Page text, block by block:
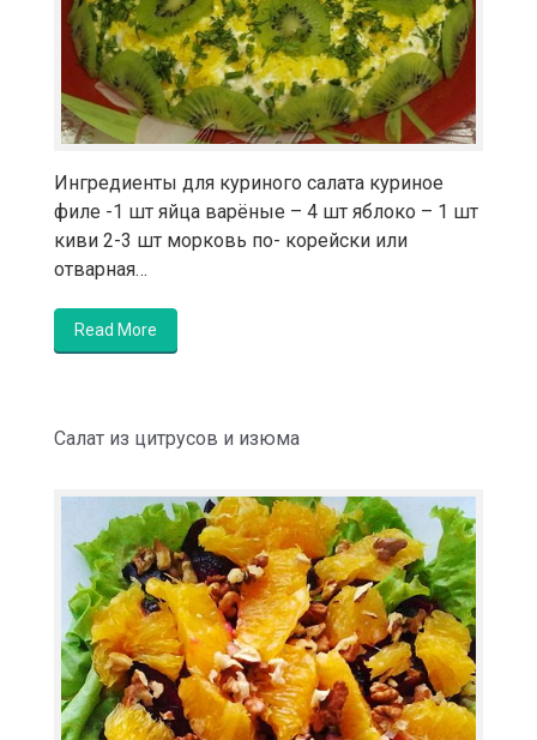
Ингредиенты для куриного салата куриное
филе -1 шт яйца варёные – 4 шт яблоко – 1 шт
киви 2-3 шт морковь по- корейски или
отварная…
Read More
Салат из цитрусов и изюма